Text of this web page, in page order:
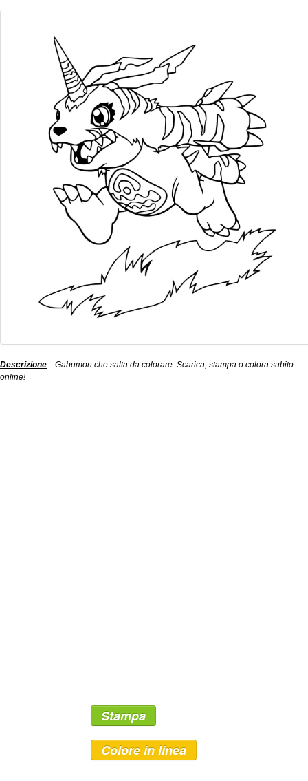
Descrizione : Gabumon che salta da colorare. Scarica, stampa o colora subito
online!
Stampa
Colore in linea